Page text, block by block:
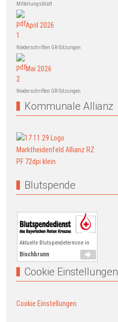
Mitteilungsblatt
April 2026
Niederschriften GR-Sitzungen
Mai 2026
Niederschriften GR-Sitzungen
Kommunale Allianz
Blutspende
Aktuelle Blutspendetermine in
Bischbrunn
Cookie Einstellungen
Cookie Einstellungen